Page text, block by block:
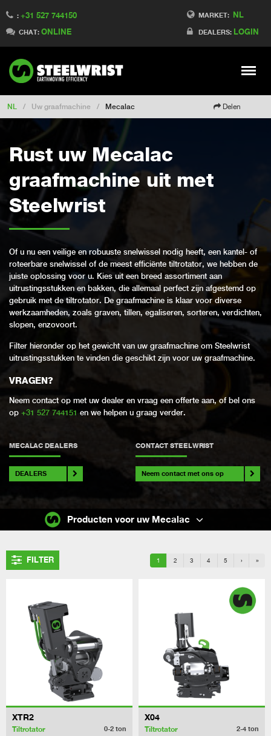
MARKET: NL
DEALERS: LOGIN
: +31 527 744150
CHAT: ONLINE
Meny
Switch to Finland
Switch to Denmark
Switch to China
Switch to Australia
Change market
NL / Uw graafmachine / Mecalac Delen
Rust uw Mecalac
graafmachine uit met
Steelwrist
Of u nu een veilige en robuuste snelwissel nodig heeft, een kantel- of
roteerbare snelwissel of de meest efficiënte tiltrotator, we hebben de
juiste oplossing voor u. Kies uit een breed assortiment aan
uitrustingsstukken en bakken, die allemaal perfect zijn afgestemd op
gebruik met de tiltrotator. De graafmachine is klaar voor diverse
werkzaamheden, zoals graven, tillen, egaliseren, sorteren, verdichten,
slopen, enzovoort.
Filter hieronder op het gewicht van uw graafmachine om Steelwrist
uitrustingsstukken te vinden die geschikt zijn voor uw graafmachine.
VRAGEN?
Neem contact op met uw dealer en vraag een offerte aan, of bel ons
op +31 527 744151 en we helpen u graag verder.
MECALAC DEALERS
DEALERS
CONTACT STEELWRIST
Neem contact met ons op
FILTER 1 2 3 4 5 › »
XTR2
Tiltrotator 0-2 ton
X04
Tiltrotator 2-4 ton
Producten voor uw Mecalac